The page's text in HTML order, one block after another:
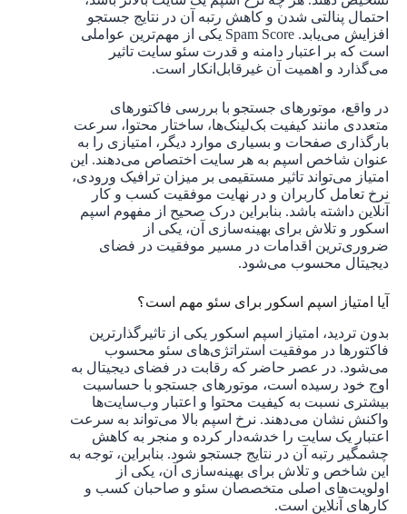
احتمال پنالتی شدن و کاهش رتبه آن در نتایج جستجو
افزایش می‌یابد. Spam Score یکی از مهم‌ترین عواملی
است که بر اعتبار دامنه و قدرت سئو سایت تاثیر
می‌گذارد و اهمیت آن غیرقابل‌انکار است.
در واقع، موتورهای جستجو با بررسی فاکتورهای
متعددی مانند کیفیت بک‌لینک‌ها، ساختار محتوا، سرعت
بارگذاری صفحات و بسیاری موارد دیگر، امتیازی را به
عنوان شاخص اسپم به هر سایت اختصاص می‌دهند. این
امتیاز می‌تواند تاثیر مستقیمی بر میزان ترافیک ورودی،
نرخ تعامل کاربران و در نهایت موفقیت کسب و کار
آنلاین داشته باشد. بنابراین درک صحیح از مفهوم اسپم
اسکور و تلاش برای بهینه‌سازی آن، یکی از
ضروری‌ترین اقدامات در مسیر موفقیت در فضای
دیجیتال محسوب می‌شود.
آیا امتیاز اسپم اسکور برای سئو مهم است؟
بدون تردید، امتیاز اسپم اسکور یکی از تاثیرگذارترین
فاکتورها در موفقیت استراتژی‌های سئو محسوب
می‌شود. در عصر حاضر که رقابت در فضای دیجیتال به
اوج خود رسیده است، موتورهای جستجو با حساسیت
بیشتری نسبت به کیفیت محتوا و اعتبار وب‌سایت‌ها
واکنش نشان می‌دهند. نرخ اسپم بالا می‌تواند به سرعت
اعتبار یک سایت را خدشه‌دار کرده و منجر به کاهش
چشمگیر رتبه آن در نتایج جستجو شود. بنابراین، توجه به
این شاخص و تلاش برای بهینه‌سازی آن، یکی از
اولویت‌های اصلی متخصصان سئو و صاحبان کسب و
کارهای آنلاین است.